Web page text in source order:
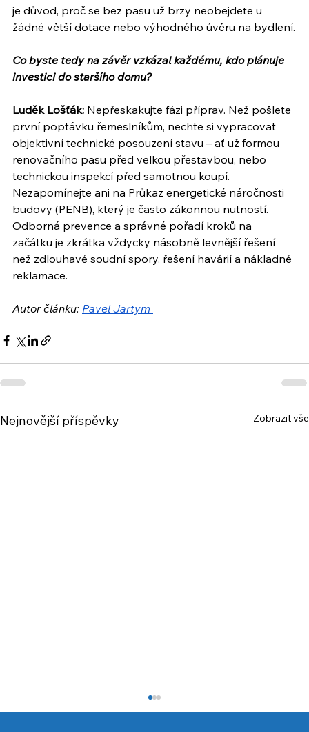
je důvod, proč se bez pasu už brzy neobejdete u
žádné větší dotace nebo výhodného úvěru na bydlení.
Co byste tedy na závěr vzkázal každému, kdo plánuje
investici do staršího domu?
Luděk Lošťák: Nepřeskakujte fázi příprav. Než pošlete
první poptávku řemeslníkům, nechte si vypracovat
objektivní technické posouzení stavu – ať už formou
renovačního pasu před velkou přestavbou, nebo
technickou inspekcí před samotnou koupí.
Nezapomínejte ani na Průkaz energetické náročnosti
budovy (PENB), který je často zákonnou nutností.
Odborná prevence a správné pořadí kroků na
začátku je zkrátka vždycky násobně levnější řešení
než zdlouhavé soudní spory, řešení havárií a nákladné
reklamace.
Autor článku: Pavel Jartym
Nejnovější příspěvky Zobrazit vše